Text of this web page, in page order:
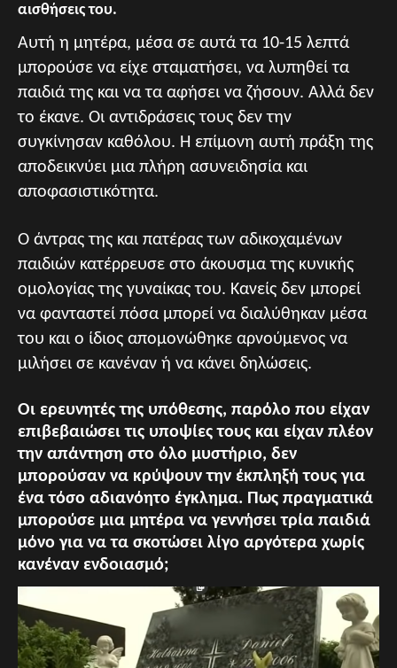
αισθήσεις του.
Αυτή η μητέρα, μέσα σε αυτά τα 10-15 λεπτά
μπορούσε να είχε σταματήσει, να λυπηθεί τα
παιδιά της και να τα αφήσει να ζήσουν. Αλλά δεν
το έκανε. Οι αντιδράσεις τους δεν την
συγκίνησαν καθόλου. Η επίμονη αυτή πράξη της
αποδεικνύει μια πλήρη ασυνειδησία και
αποφασιστικότητα.
Ο άντρας της και πατέρας των αδικοχαμένων
παιδιών κατέρρευσε στο άκουσμα της κυνικής
ομολογίας της γυναίκας του. Κανείς δεν μπορεί
να φανταστεί πόσα μπορεί να διαλύθηκαν μέσα
του και ο ίδιος απομονώθηκε αρνούμενος να
μιλήσει σε κανέναν ή να κάνει δηλώσεις.
Οι ερευνητές της υπόθεσης, παρόλο που είχαν
επιβεβαιώσει τις υποψίες τους και είχαν πλέον
την απάντηση στο όλο μυστήριο, δεν
μπορούσαν να κρύψουν την έκπληξή τους για
ένα τόσο αδιανόητο έγκλημα. Πως πραγματικά
μπορούσε μια μητέρα να γεννήσει τρία παιδιά
μόνο για να τα σκοτώσει λίγο αργότερα χωρίς
κανέναν ενδοιασμό;